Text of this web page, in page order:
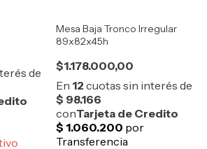
Mesa Baja Tronco Irregular
89x82x45h
$1.178.000,00